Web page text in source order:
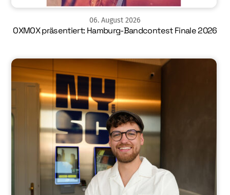
06. August 2026
OXMOX präsentiert: Hamburg-Bandcontest Finale 2026